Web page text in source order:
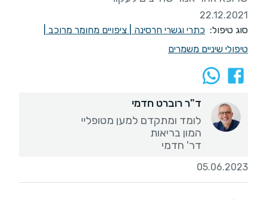
22.12.2021
סוג טיפול: כתרי וגשרי חרסינה ציפויים מחומר מרוכב
טיפולי שיניים משמרים
ד"ר רוברט חדמי
דר' חדמי
05.06.2023